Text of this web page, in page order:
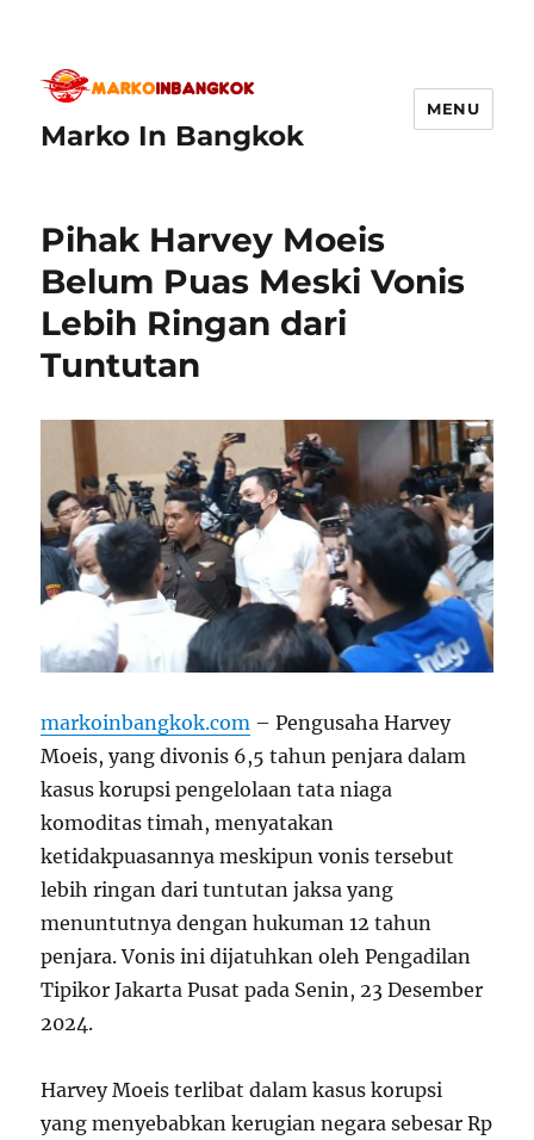
Marko In Bangkok
MENU
Pihak Harvey Moeis
Belum Puas Meski Vonis
Lebih Ringan dari
Tuntutan
markoinbangkok.com – Pengusaha Harvey
Moeis, yang divonis 6,5 tahun penjara dalam
kasus korupsi pengelolaan tata niaga
komoditas timah, menyatakan
ketidakpuasannya meskipun vonis tersebut
lebih ringan dari tuntutan jaksa yang
menuntutnya dengan hukuman 12 tahun
penjara. Vonis ini dijatuhkan oleh Pengadilan
Tipikor Jakarta Pusat pada Senin, 23 Desember
2024.
Harvey Moeis terlibat dalam kasus korupsi
yang menyebabkan kerugian negara sebesar Rp